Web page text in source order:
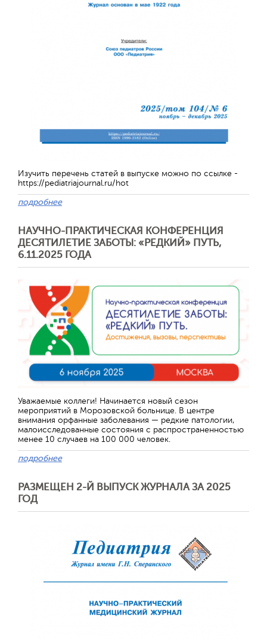
Изучить перечень статей в выпуске можно по ссылке -
https://pediatriajournal.ru/hot
подробнее
НАУЧНО-ПРАКТИЧЕСКАЯ КОНФЕРЕНЦИЯ
ДЕСЯТИЛЕТИЕ ЗАБОТЫ: «РЕДКИЙ» ПУТЬ,
6.11.2025 ГОДА
Уважаемые коллеги! Начинается новый сезон
мероприятий в Морозовской больнице. В центре
внимания орфанные заболевания — редкие патологии,
малоисследованные состояния с распространенностью
менее 10 случаев на 100 000 человек.
подробнее
РАЗМЕЩЕН 2-Й ВЫПУСК ЖУРНАЛА ЗА 2025
ГОД